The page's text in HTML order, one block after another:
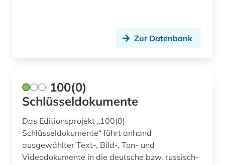
kommunismus (1)
konfiskation (1)
Zur Datenbank
100(0)
Schlüsseldokumente
Das Editionsprojekt „100(0)
Schlüsseldokumente“ führt anhand
ausgewählter Text-, Bild-, Ton- und
Videodokumente in die deutsche bzw. russisch-